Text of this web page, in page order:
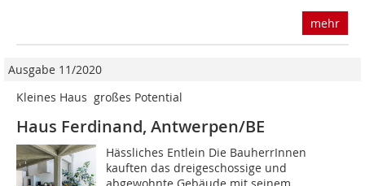
mehr
Ausgabe 11/2020
Kleines Haus  großes Potential
Haus Ferdinand, Antwerpen/BE
Hässliches Entlein Die BauherrInnen
kauften das dreigeschossige und